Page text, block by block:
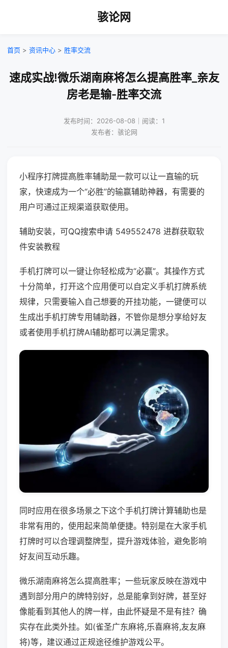
骇论网
首页 > 资讯中心 > 胜率交流
速成实战!微乐湖南麻将怎么提高胜率_亲友
房老是输-胜率交流
发布时间：2026-08-08｜阅读：1
发布者：骇论网
小程序打牌提高胜率辅助是一款可以让一直输的玩
家，快速成为一个“必胜”的输赢辅助神器，有需要的
用户可通过正规渠道获取使用。
辅助安装，可QQ搜索申请 549552478 进群获取软
件安装教程
手机打牌可以一键让你轻松成为“必赢”。其操作方式
十分简单，打开这个应用便可以自定义手机打牌系统
规律，只需要输入自己想要的开挂功能，一键便可以
生成出手机打牌专用辅助器，不管你是想分享给好友
或者使用手机打牌AI辅助都可以满足需求。
同时应用在很多场景之下这个手机打牌计算辅助也是
非常有用的，使用起来简单便捷。特别是在大家手机
打牌时可以合理调整牌型，提升游戏体验，避免影响
好友间互动乐趣。
微乐湖南麻将怎么提高胜率；一些玩家反映在游戏中
遇到部分用户的牌特别好，总是能拿到好牌，甚至好
像能看到其他人的牌一样，由此怀疑是不是有挂？确
实存在此类外挂。如(雀圣广东麻将,乐喜麻将,友友麻
将)等，建议通过正规途径维护游戏公平。